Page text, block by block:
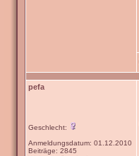
pefa
Geschlecht:
Anmeldungsdatum: 01.12.2010
Beiträge: 2845